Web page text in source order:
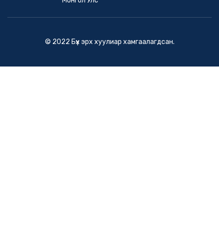
© 2022 Бүх эрх хуулиар хамгаалагдсан.